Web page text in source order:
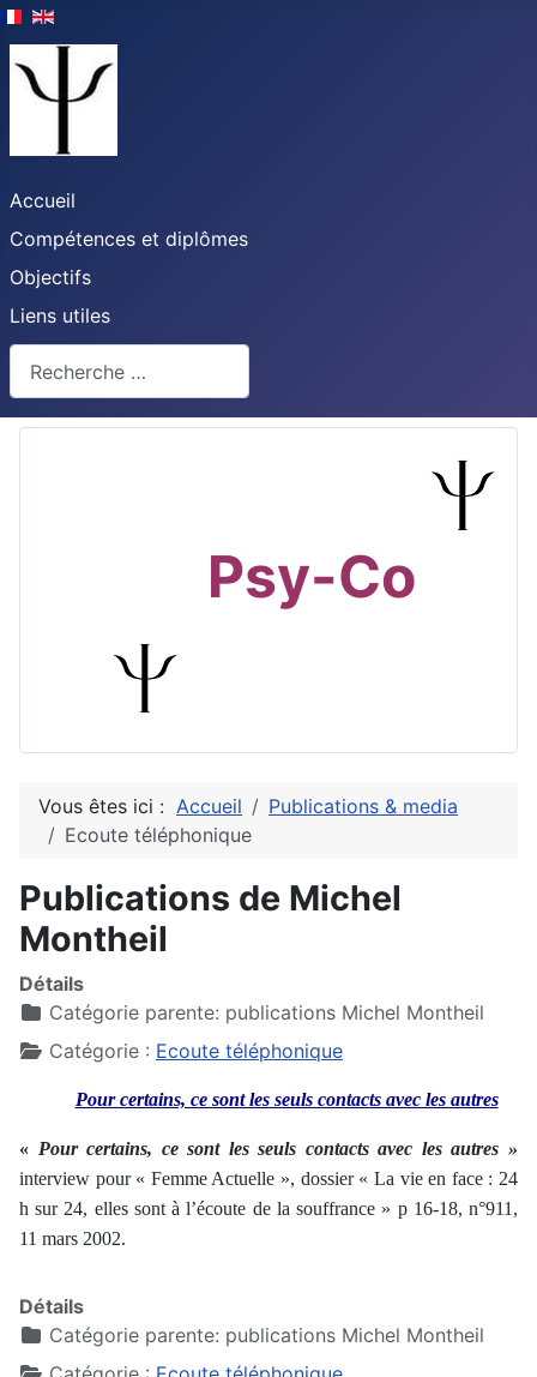
Accueil
Compétences et diplômes
Objectifs
Liens utiles
Psy-Co
Vous êtes ici : Accueil
Publications & media
Ecoute téléphonique
Publications de Michel
Montheil
Détails
Catégorie parente: publications Michel Montheil
Catégorie : Ecoute téléphonique
Pour certains, ce sont les seuls contacts avec les autres
« Pour certains, ce sont les seuls contacts avec les autres»
interview pour « Femme Actuelle », dossier « La vie en face : 24
h sur 24, elles sont à l’écoute de la souffrance » p 16-18, n°911,
11 mars 2002.
Détails
Catégorie parente: publications Michel Montheil